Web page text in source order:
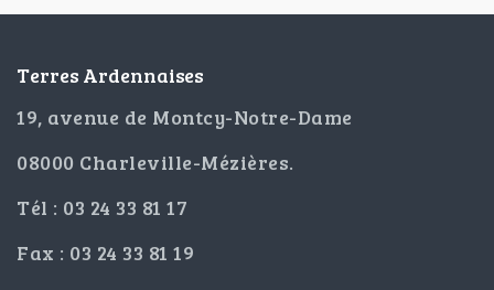
Terres Ardennaises
19, avenue de Montcy-Notre-Dame
08000 Charleville-Mézières.
Tél : 03 24 33 81 17
Fax : 03 24 33 81 19